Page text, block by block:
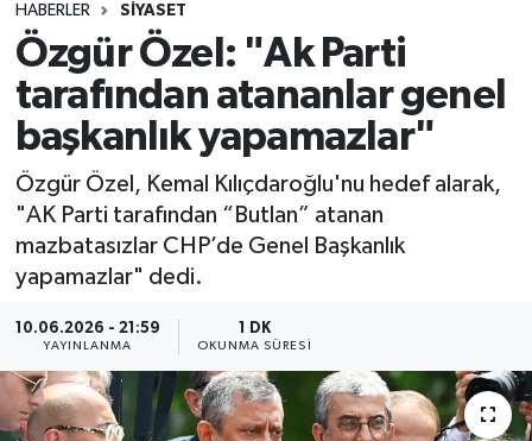
HABERLER SIYASET
Özgür Özel: "Ak Parti
tarafından atananlar genel
başkanlık yapamazlar"
Özgür Özel, Kemal Kılıçdaroğlu'nu hedef alarak,
"AK Parti tarafından “Butlan” atanan
mazbatasızlar CHP’de Genel Başkanlık
yapamazlar" dedi.
10.06.2026 - 21:59
YAYINLANMA
1 DK
OKUNMA SÜRESI
Süper Lig Puan Durumu ve Fikstür
Tüm Manşetler
Son Dakika Haberleri
Haber Arşivi